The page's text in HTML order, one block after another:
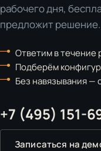
рабочего дня,
предложит решение.
Ответим в течение
Подберём
Без навязывания —
+7 (495) 151-
Записаться на